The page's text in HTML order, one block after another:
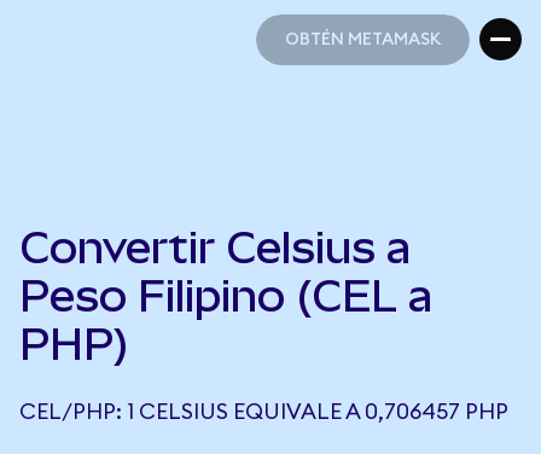
OBTÉN METAMASK
Convertir Celsius a
Peso Filipino (CEL a
PHP)
CEL/PHP: 1 CELSIUS EQUIVALE A 0,706457 PHP